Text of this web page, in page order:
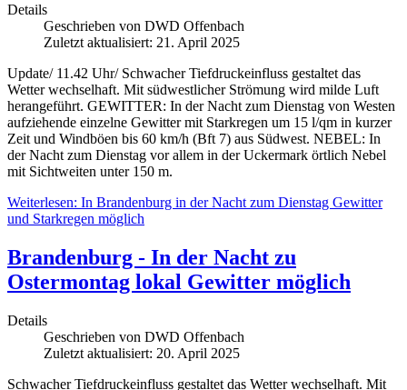
Details
Geschrieben von DWD Offenbach
Zuletzt aktualisiert: 21. April 2025
Update/ 11.42 Uhr/ Schwacher Tiefdruckeinfluss gestaltet das
Wetter wechselhaft. Mit südwestlicher Strömung wird milde Luft
herangeführt. GEWITTER: In der Nacht zum Dienstag von Westen
aufziehende einzelne Gewitter mit Starkregen um 15 l/qm in kurzer
Zeit und Windböen bis 60 km/h (Bft 7) aus Südwest. NEBEL: In
der Nacht zum Dienstag vor allem in der Uckermark örtlich Nebel
mit Sichtweiten unter 150 m.
Weiterlesen: In Brandenburg in der Nacht zum Dienstag Gewitter
und Starkregen möglich
Brandenburg - In der Nacht zu
Ostermontag lokal Gewitter möglich
Details
Geschrieben von DWD Offenbach
Zuletzt aktualisiert: 20. April 2025
Schwacher Tiefdruckeinfluss gestaltet das Wetter wechselhaft. Mit